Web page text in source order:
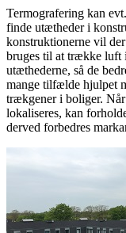
Termografering kan
finde utætheder i
konstruktionerne vil
bruges til at trække luft
utæthederne, så de
mange tilfælde hjulpet
trækgener i boliger.
lokaliseres, kan
derved forbedres